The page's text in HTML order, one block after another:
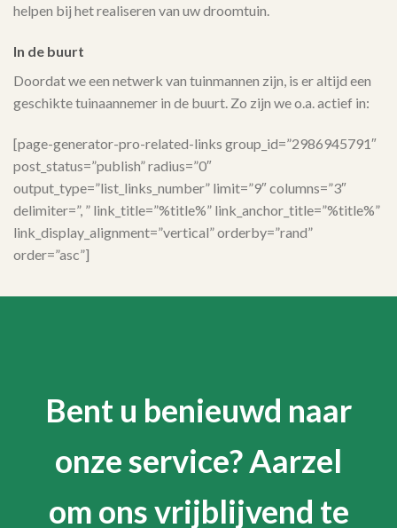
helpen bij het realiseren van uw droomtuin.
In de buurt
Doordat we een netwerk van tuinmannen zijn, is er altijd een
geschikte tuinaannemer in de buurt. Zo zijn we o.a. actief in:
[page-generator-pro-related-links group_id=”2986945791″
post_status=”publish” radius=”0″
output_type=”list_links_number” limit=”9″ columns=”3″
delimiter=”, ” link_title=”%title%” link_anchor_title=”%title%”
link_display_alignment=”vertical” orderby=”rand”
order=”asc”]
Bent u benieuwd naar
onze service? Aarzel
om ons vrijblijvend te